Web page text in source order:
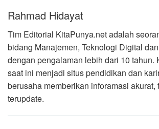
Rahmad Hidayat
Tim Editorial KitaPunya.net adalah
bidang Manajemen, Teknologi Digital
dengan pengalaman lebih dari 10 tahun.
saat ini menjadi situs pendidikan dan
berusaha memberikan inforamasi akurat,
terupdate.